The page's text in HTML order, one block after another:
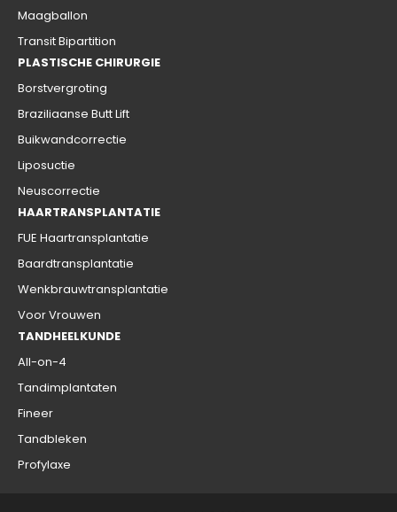
Maagballon
Transit Bipartition
PLASTISCHE CHIRURGIE
Borstvergroting
Braziliaanse Butt Lift
Buikwandcorrectie
Liposuctie
Neuscorrectie
HAARTRANSPLANTATIE
FUE Haartransplantatie
Baardtransplantatie
Wenkbrauwtransplantatie
Voor Vrouwen
TANDHEELKUNDE
All-on-4
Tandimplantaten
Fineer
Tandbleken
Profylaxe